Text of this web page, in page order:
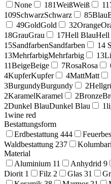
None
181WeißWeiß
109SchwarzSchwarz 85Blau
49GoldGold 32Orange
18GrauGrau 17Hell BlauHell
15SandfarbenSandfarben 14
13MehrfarbigMehrfarbig 13
11BeigeBeige 7RosaRosa
4KupferKupfer 4MattMatt
3BurgundyBurgundy 2
2KaramelKaramel 2Bronze
2Dunkel BlauDunkel Blau 1
1wine red
Bestattungsform
Erdbestattung 444
Waldbestattung 237
Material
Aluminium 11 Anhydrid 9
Diorit 1 Filz 2 Glas 31